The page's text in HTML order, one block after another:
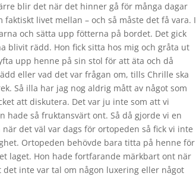
blir det när det hinner gå för många dagar
livet mellan – och så måste det få vara. I
och sätta upp fötterna på bordet. Det gick
blivit rädd. Hon fick sitta hos mig och gråta ut
upp henne på sin stol för att äta och då
eller vad det var frågan om, tills Chrille ska
Så illa har jag nog aldrig mått av något som
att diskutera. Det var ju inte som att vi
hade så fruktansvärt ont. Så då gjorde vi en
det väl var dags för ortopeden så fick vi inte
Ortopeden behövde bara titta på henne för
laget. Hon hade fortfarande märkbart ont när
inte var tal om någon luxering eller något